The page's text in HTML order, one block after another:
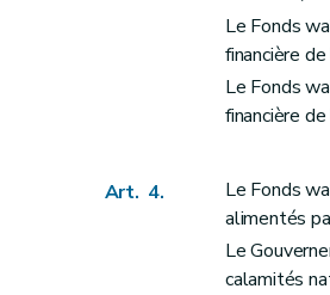
Art. 32
Art. 33
Art. 34
Art. 36
Art. 37
Art. 38
Art. 39
Le Fonds
financière
Le Fonds
financière
Art. 4.
Le Fonds
alimentés
Le
calamités